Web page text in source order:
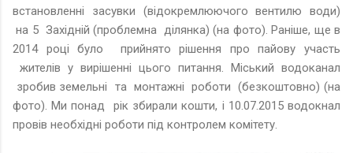
встановленні засувки (відокремлюючого вентилю води)
на 5 Західній (проблемна ділянка) (на фото). Раніше, ще в
2014 році було прийнято рішення про пайову участь
жителів у вирішенні цього питання. Міський водоканал
зробив земельні та монтажні роботи (безкоштовно) (на
фото). Ми понад рік збирали кошти, і 10.07.2015 водокнал
провів необхідні роботи під контролем комітету.